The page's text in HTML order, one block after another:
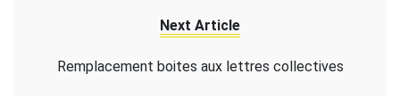
Next Article
Remplacement boites aux lettres collectives